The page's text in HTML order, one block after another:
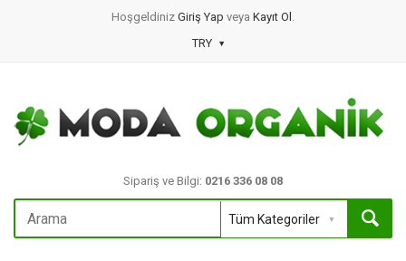
Hoşgeldiniz Giriş Yap veya Kayıt Ol .
TRY
Sipariş ve Bilgi: 0216 336 08 08